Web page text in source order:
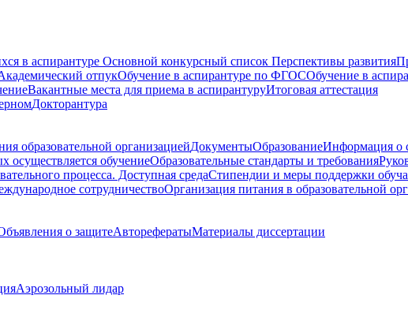
в аспирантуре Основной конкурсный список Перспективы развития
отпукОбучение в аспирантуре по ФГОСОбучение в
Вакантные места для приема в аспирантуруИтоговая аттестация
Докторантура
образовательной организациейДокументыОбразованиеИнформация о
осуществляется обучениеОбразовательные стандарты и требования
процесса. Доступная средаСтипендии и меры поддержки
сотрудничествоОрганизация питания в образовательной
о защитеАвторефератыМатериалы диссертации
Аэрозольный лидар